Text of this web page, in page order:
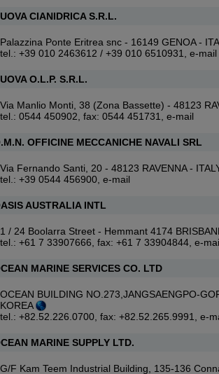
CIANIDRICA S.R.L.
Palazzina Ponte Eritrea snc - 16149 GENOA -
tel.: +39 010 2463612 / +39 010 6510931, e-mail
O.L.P. S.R.L.
Via Manlio Monti, 38 (Zona Bassette) - 48123
tel.: 0544 450902, fax: 0544 451731, e-mail
OFFICINE MECCANICHE NAVALI SRL
Via Fernando Santi, 20 - 48123 RAVENNA -
tel.: +39 0544 456900, e-mail
AUSTRALIA INTL
1 / 24 Boolarra Street - Hemmant 4174
tel.: +61 7 33907666, fax: +61 7 33904844, e-
MARINE SERVICES CO. LTD
OCEAN BUILDING NO.273,JANGSAENGPO-
KOREA
tel.: +82.52.226.0700, fax: +82.52.265.9991, e-
MARINE SUPPLY LTD.
G/F Kam Teem Industrial Building, 135-136